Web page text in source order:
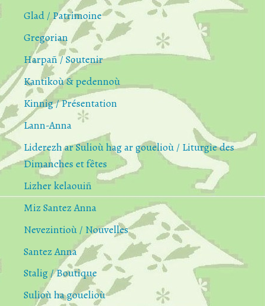
Glad / Patrimoine
Gregorian
Harpañ / Soutenir
Kantikoù & pedennoù
Kinnig / Présentation
Lann-Anna
Liderezh ar Sulioù hag ar gouelioù / Liturgie des
Dimanches et fêtes
Lizher kelaouiñ
Miz Santez Anna
Nevezintioù / Nouvelles
Santez Anna
Stalig / Boutique
Sulioù ha gouelioù